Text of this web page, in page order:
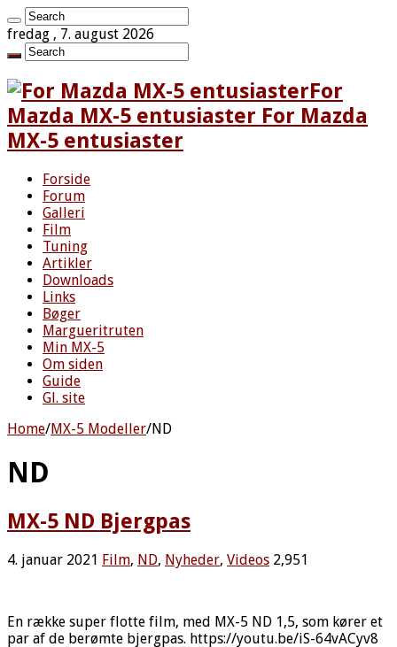
fredag , 7. august 2026
For
Mazda MX-5 entusiaster For Mazda
MX-5 entusiaster
Forside
Forum
Galleri
Film
Tuning
Artikler
Downloads
Links
Bøger
Margueritruten
Min MX-5
Om siden
Guide
Gl. site
Home/MX-5 Modeller/ND
ND
MX-5 ND Bjergpas
4. januar 2021 Film, ND, Nyheder, Videos 2,951
En række super flotte film, med MX-5 ND 1,5, som kører et
par af de berømte bjergpas. https://youtu.be/iS-64vACyv8